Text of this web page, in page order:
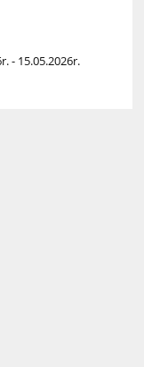
- 15.05.2026r.